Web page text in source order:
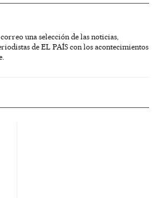
una selección de las noticias,
de EL PAÍS con los acontecimientos